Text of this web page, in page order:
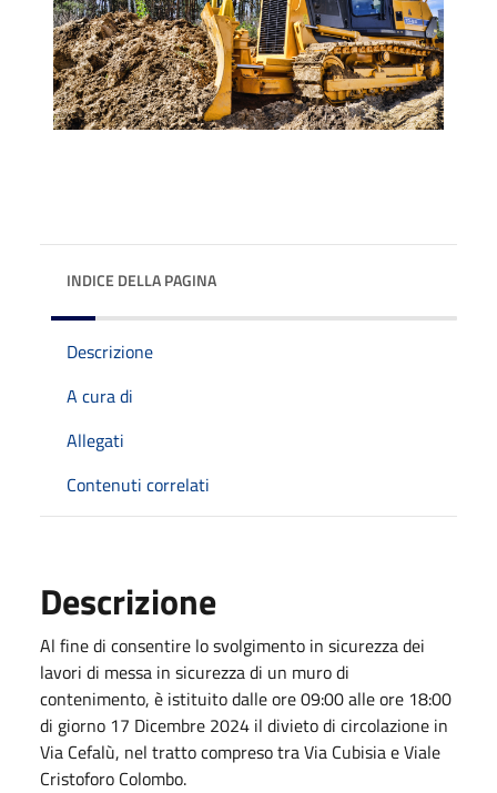
INDICE DELLA PAGINA
Descrizione
A cura di
Allegati
Contenuti correlati
Descrizione
Al fine di consentire lo svolgimento in sicurezza dei
lavori di messa in sicurezza di un muro di
contenimento, è istituito dalle ore 09:00 alle ore 18:00
di giorno 17 Dicembre 2024 il divieto di circolazione in
Via Cefalù, nel tratto compreso tra Via Cubisia e Viale
Cristoforo Colombo.